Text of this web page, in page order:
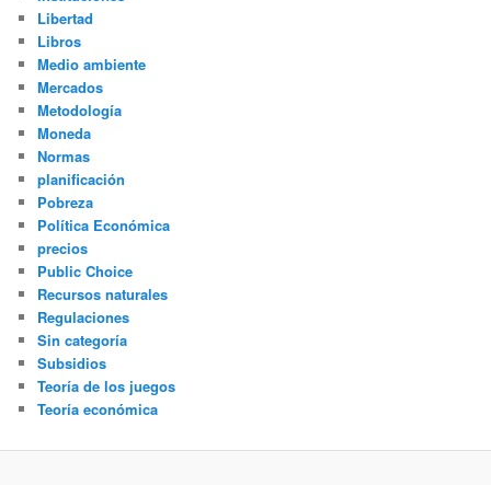
Libertad
Libros
Medio ambiente
Mercados
Metodología
Moneda
Normas
planificación
Pobreza
Política Económica
precios
Public Choice
Recursos naturales
Regulaciones
Sin categoría
Subsidios
Teoría de los juegos
Teoría económica